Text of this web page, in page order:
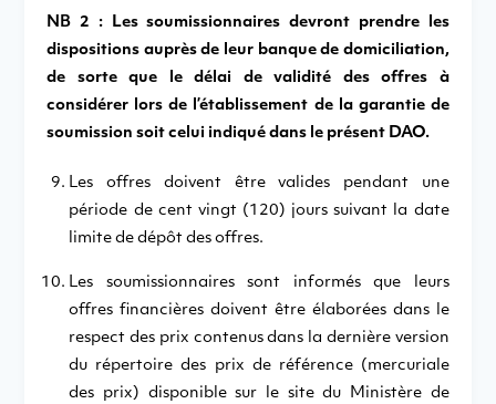
NB 2 : Les soumissionnaires devront prendre les
dispositions auprès de leur banque de domiciliation,
de sorte que le délai de validité des offres à
considérer lors de l’établissement de la garantie de
soumission soit celui indiqué dans le présent DAO.
Les offres doivent être valides pendant une
période de cent vingt (120) jours suivant la date
limite de dépôt des offres.
Les soumissionnaires sont informés que leurs
offres financières doivent être élaborées dans le
respect des prix contenus dans la dernière version
du répertoire des prix de référence (mercuriale
des prix) disponible sur le site du Ministère de